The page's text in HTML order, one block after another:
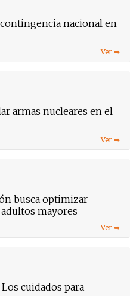
nacional en
armas nucleares en el
busca optimizar
mayores
cuidados para